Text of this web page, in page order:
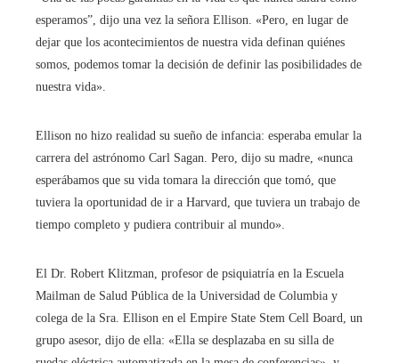
esperamos”, dijo una vez la señora Ellison. «Pero, en lugar de
dejar que los acontecimientos de nuestra vida definan quiénes
somos, podemos tomar la decisión de definir las posibilidades de
nuestra vida».
Ellison no hizo realidad su sueño de infancia: esperaba emular la
carrera del astrónomo Carl Sagan. Pero, dijo su madre, «nunca
esperábamos que su vida tomara la dirección que tomó, que
tuviera la oportunidad de ir a Harvard, que tuviera un trabajo de
tiempo completo y pudiera contribuir al mundo».
El Dr. Robert Klitzman, profesor de psiquiatría en la Escuela
Mailman de Salud Pública de la Universidad de Columbia y
colega de la Sra. Ellison en el Empire State Stem Cell Board, un
grupo asesor, dijo de ella: «Ella se desplazaba en su silla de